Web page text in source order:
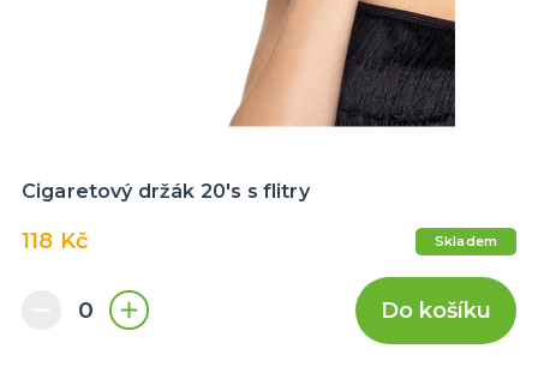
Cigaretový držák 20's s flitry
118 Kč Skladem
Do košíku